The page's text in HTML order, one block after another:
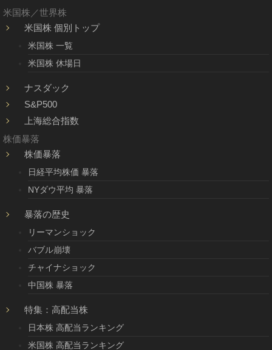
米国株／世界株
米国株 個別トップ
米国株 一覧
米国株 休場日
ナスダック
S&P500
上海総合指数
株価暴落
株価暴落
日経平均株価 暴落
NYダウ平均 暴落
暴落の歴史
リーマンショック
バブル崩壊
チャイナショック
中国株 暴落
特集：高配当株
日本株 高配当ランキング
米国株 高配当ランキング